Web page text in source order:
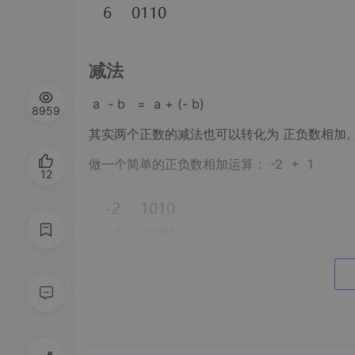
减法
a - b = a + (- b)
其实两个正数的减法也可以转化为 正负数相加。
做一个简单的正负数相加运算： -2 + 1
8959
12